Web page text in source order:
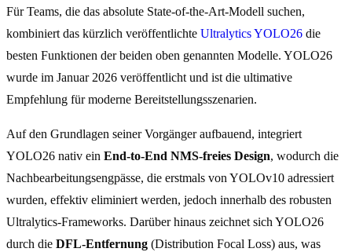
Für Teams, die das absolute State-of-the-Art-Modell suchen,
kombiniert das kürzlich veröffentlichte Ultralytics YOLO26 die
besten Funktionen der beiden oben genannten Modelle. YOLO26
wurde im Januar 2026 veröffentlicht und ist die ultimative
Empfehlung für moderne Bereitstellungsszenarien.
Auf den Grundlagen seiner Vorgänger aufbauend, integriert
YOLO26 nativ ein End-to-End NMS-freies Design, wodurch die
Nachbearbeitungsengpässe, die erstmals von YOLOv10 adressiert
wurden, effektiv eliminiert werden, jedoch innerhalb des robusten
Ultralytics-Frameworks. Darüber hinaus zeichnet sich YOLO26
durch die DFL-Entfernung (Distribution Focal Loss) aus, was